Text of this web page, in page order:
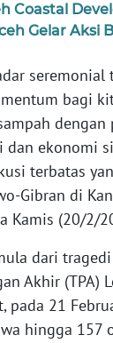
Coastal
Gelar Aksi
seremonial
bagi
dengan
ekonomi
terbatas
Gibran di
Kamis (20/2/
dari
Akhir (TPA)
pada 21
hingga 157